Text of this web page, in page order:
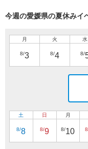
今週の愛媛県の夏休みイ
月
8/3
火
8/4
水
8/
土
8/8
日
8/9
月
8/10